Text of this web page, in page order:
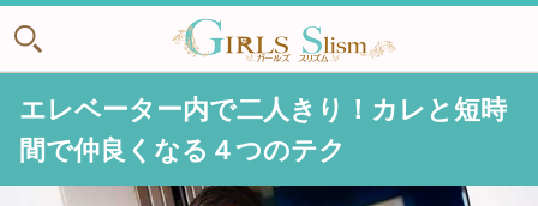
エレベーター内で二人きり！カレと短時
間で仲良くなる４つのテク